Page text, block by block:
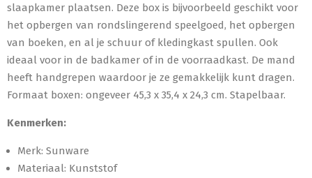
slaapkamer plaatsen. Deze box is bijvoorbeeld geschikt voor
het opbergen van rondslingerend speelgoed, het opbergen
van boeken, en al je schuur of kledingkast spullen. Ook
ideaal voor in de badkamer of in de voorraadkast. De mand
heeft handgrepen waardoor je ze gemakkelijk kunt dragen.
Formaat boxen: ongeveer 45,3 x 35,4 x 24,3 cm. Stapelbaar.
Kenmerken:
Merk: Sunware
Materiaal: Kunststof